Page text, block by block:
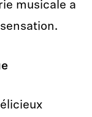
musicale a